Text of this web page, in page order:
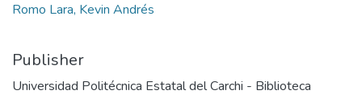
Romo Lara, Kevin Andrés
Publisher
Universidad Politécnica Estatal del Carchi - Biblioteca